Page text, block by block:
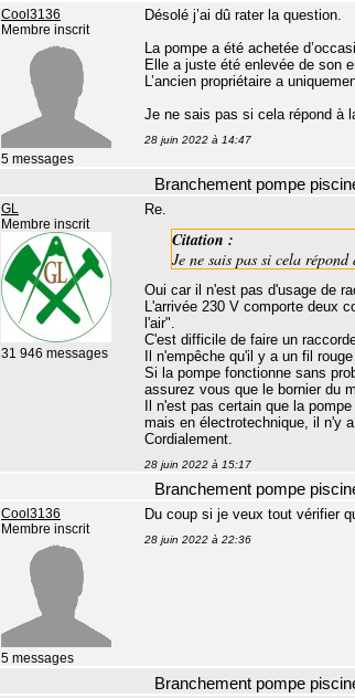
Cool3136
Membre inscrit
5 messages
Désolé j’ai dû rater la question.
La pompe a été achetée
Elle a juste été enlevée de son
L’ancien propriétaire a
Je ne sais pas si cela répond à
28 juin 2022 à 14:47
Branchement pompe
GL
Membre inscrit
31 946 messages
Re.
Citation :
Je ne sais pas si cela
Oui car il n'est pas d'usage de
L'arrivée 230 V comporte deux
l'air".
C'est difficile de faire un
Il n'empêche qu'il y a un fil
Si la pompe fonctionne sans
assurez vous que le bornier du
Il n'est pas certain que la
mais en électrotechnique, il n'y
Cordialement.
28 juin 2022 à 15:17
Branchement pompe
Cool3136
Membre inscrit
5 messages
Du coup si je veux tout vérifier
28 juin 2022 à 22:36
Branchement pompe